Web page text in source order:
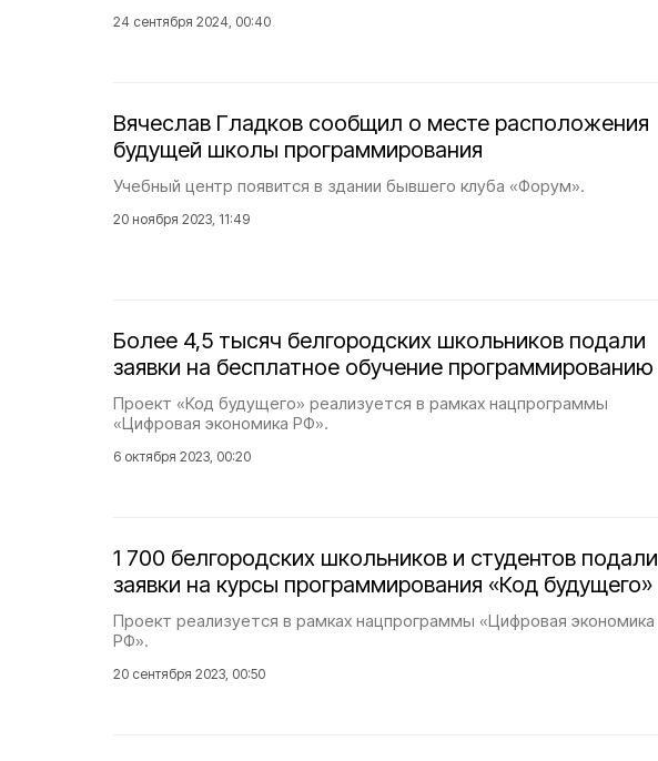
24 сентября 2024, 00:40
Вячеслав Гладков сообщил о месте расположения
будущей школы программирования
Учебный центр появится в здании бывшего клуба «Форум».
20 ноября 2023, 11:49
Более 4,5 тысяч белгородских школьников подали
заявки на бесплатное обучение программированию
Проект «Код будущего» реализуется в рамках нацпрограммы
«Цифровая экономика РФ».
6 октября 2023, 00:20
1 700 белгородских школьников и студентов подали
заявки на курсы программирования «Код будущего»
Проект реализуется в рамках нацпрограммы «Цифровая экономика
РФ».
20 сентября 2023, 00:50